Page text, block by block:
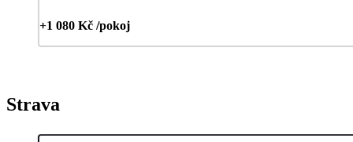
+1 080 Kč /pokoj
Strava